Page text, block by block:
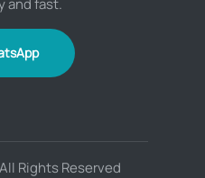
Rights Reserved